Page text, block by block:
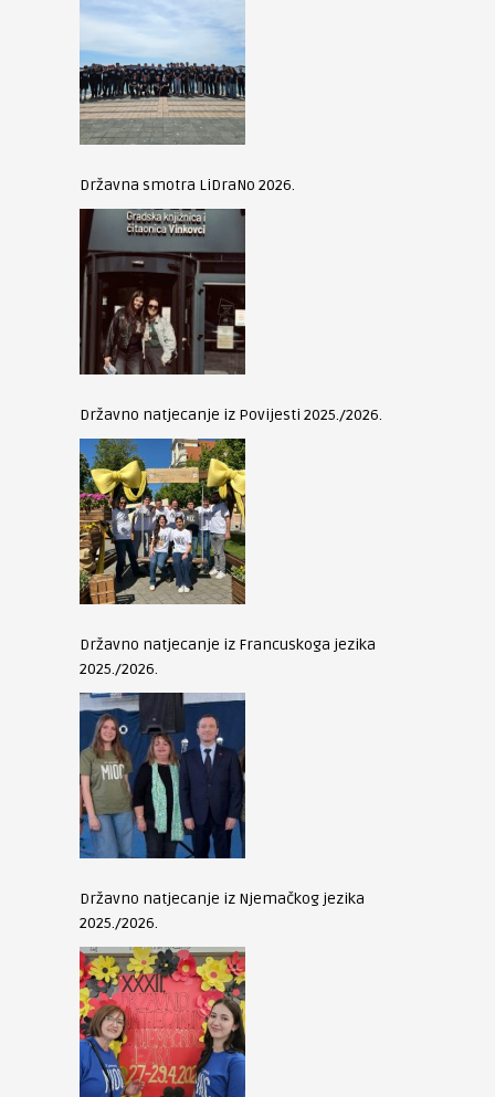
Državna smotra LiDraNo 2026.
Državno natjecanje iz Povijesti 2025./2026.
Državno natjecanje iz Francuskoga jezika
2025./2026.
Državno natjecanje iz Njemačkog jezika
2025./2026.